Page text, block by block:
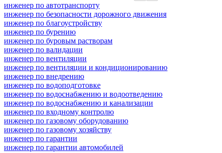
инженер по автотранспорту
инженер по безопасности дорожного движения
инженер по благоустройству
инженер по бурению
инженер по буровым растворам
инженер по валидации
инженер по вентиляции
инженер по вентиляции и кондиционированию
инженер по внедрению
инженер по водоподготовке
инженер по водоснабжению и водоотведению
инженер по водоснабжению и канализации
инженер по входному контролю
инженер по газовому оборудованию
инженер по газовому хозяйству
инженер по гарантии
инженер по гарантии автомобилей